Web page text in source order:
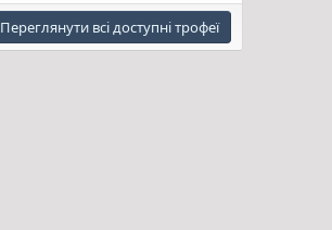
Переглянути всі доступні трофеї